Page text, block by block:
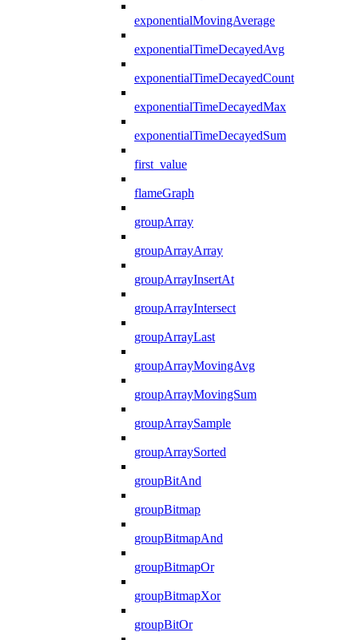
exponentialMovingAverage
exponentialTimeDecayedAvg
exponentialTimeDecayedCount
exponentialTimeDecayedMax
exponentialTimeDecayedSum
first_value
flameGraph
groupArray
groupArrayArray
groupArrayInsertAt
groupArrayIntersect
groupArrayLast
groupArrayMovingAvg
groupArrayMovingSum
groupArraySample
groupArraySorted
groupBitAnd
groupBitmap
groupBitmapAnd
groupBitmapOr
groupBitmapXor
groupBitOr